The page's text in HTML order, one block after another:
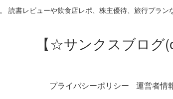
読書レビューや飲食店レポ、株主優待、旅行プラ
【☆サンクスブログ
プライバシーポリシー 運営者情